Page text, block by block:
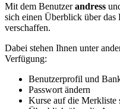
Mit dem Benutzerandress
sich einen Überblick über das
verschaffen.
Dabei stehen Ihnen unter
Verfügung:
Benutzerprofil und
Passwort ändern
Kurse auf die Merkliste